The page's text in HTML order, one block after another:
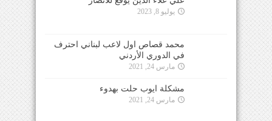
يوليو 8, 2023
محمد قصاص اول لاعب لبناني احترف
في الدوري الأردني
مارس 24, 2021
مشكلة ايوب حلت بهدوء
مارس 24, 2021